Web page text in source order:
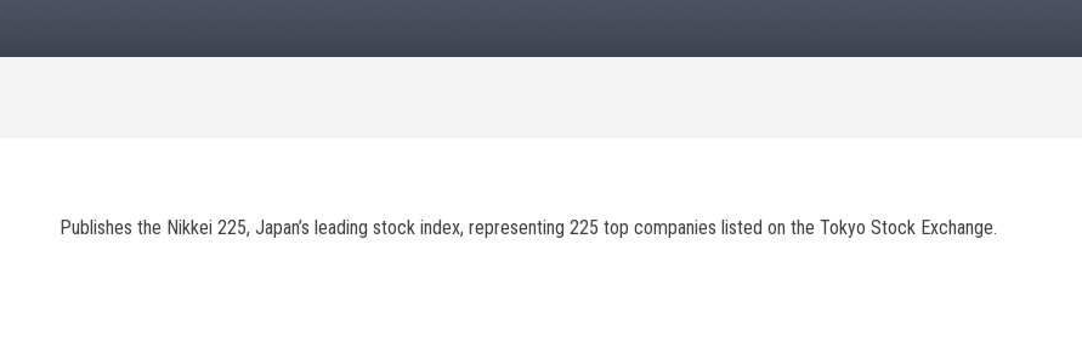
Publishes the Nikkei 225, Japan’s leading stock index, representing 225 top companies listed on the Tokyo Stock Exchange.